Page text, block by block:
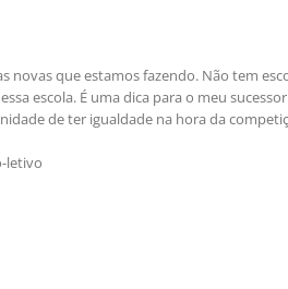
novas que estamos fazendo. Não tem
escola. É uma dica para o meu
de ter igualdade na hora da
letivo